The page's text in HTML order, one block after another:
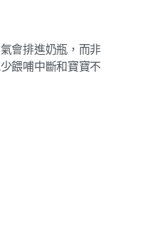
會排進奶瓶，而非
餵哺中斷和寶寶不